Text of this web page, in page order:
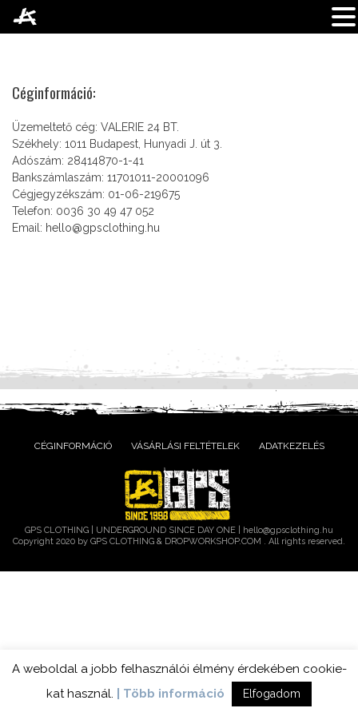
Céginformáció:
Üzemeltető cég: VALERIE 24 BT.
Székhely: 1011 Budapest, Hunyadi J. út 3.
Adószám: 28414870-1-41
Bankszámlaszám: 11701011-20001096
Cégjegyzékszám: 01-06-219675
Telefon: 0036 30 49 47 052
Email: hello@gpsclothing.hu
CÉGINFORMÁCIÓ VÁSÁRLÁSI FELTÉTELEK ADATKEZELÉS
GPS CLOTHING | UNDERGROUND SINCE DAY ONE | hello@gpsclothing.hu
Copyright 2020 by GPS CLOTHING & DROPWORKSHOP.COM . All rights reserved.
A weboldal a jobb felhasználói élmény érdekében cookie-
kat használ.
| Több információ Elfogadom